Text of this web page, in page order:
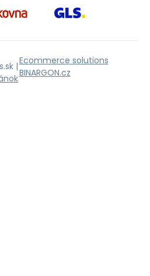
|
Ecommerce solutions
BINARGON.cz